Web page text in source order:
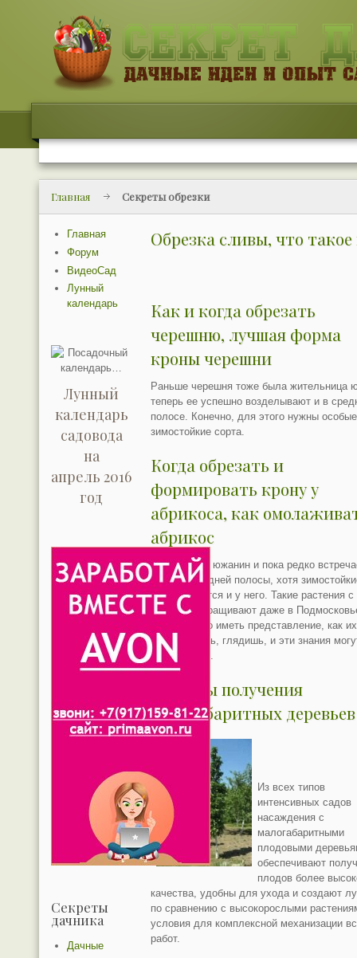
Главная Секреты обрезки
Обрезка сливы, что
Как и когда обрезать
черешню, лучшая форма
кроны черешни
Раньше черешня тоже была жительница
теперь ее успешно возделывают и в
полосе. Конечно, для этого нужны
зимостойкие сорта.
Когда обрезать и
формировать крону у
абрикоса, как
абрикос
Абрикос это южанин и пока редко
в садах средней полосы, хотя
сорта имеются и у него. Такие растения с
успехом выращивают даже в
Значит, надо иметь представление, как их
формировать, глядишь, и эти знания
пригодиться.
Способы получения
малогабаритных деревьев
Из всех типов
интенсивных садов
насаждения с
малогабаритными
плодовыми
обеспечивают
плодов более
качества, удобны для ухода и создают
по сравнению с высокорослыми
условия для комплексной механизации
работ.
Главная
Форум
ВидеоСад
Лунный
календарь
Лунный
календарь
садовода
на
апрель 2016
год
Секреты
дачника
Дачные